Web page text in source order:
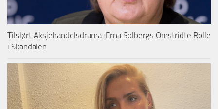
Tilslørt Aksjehandelsdrama: Erna Solbergs Omstridte Rolle
i Skandalen